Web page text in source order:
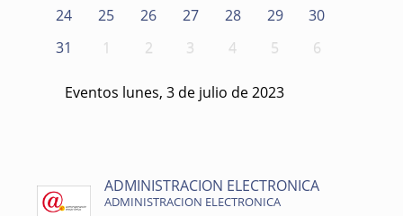
24
25 26 27 28 29
30
31
1 2 3 4 5 6
Eventos lunes, 3 de julio de 2023
ADMINISTRACION ELECTRONICA
ADMINISTRACION ELECTRONICA